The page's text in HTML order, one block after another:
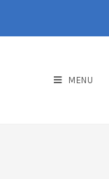
MENU